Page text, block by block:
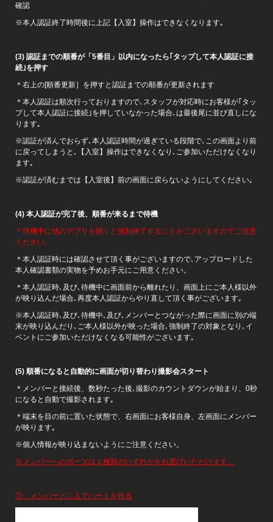
確認
※本人認証終了時間後に上記【入室】操作はできなくなります｡
(3) 認証までの順番が「5番目」以内になったら｢タップして本人認証に接
続｣を押す
＊右上の[順番更新］を押すと認証までの順番が更新されます
＊本人認証は順次行っておりますので､スタッフが対応時にお客様が｢タッ
プして本人認証に接続｣を押していなかった場合､は最後尾に並び直しにな
ります｡
※認証が済んでおらず､本人認証時間が過ぎている段階で､この画面より前
に戻ってしまうと､【入室】操作はできなくなり､ご参加いただけなくなり
ます｡
※認証が済むまでは【入室後】前の画面に戻らないようにしてください｡
(4) 本人認証が完了後、順番が来るまで待機
＊待機中に他のアプリを開くと強制終了することがございますのでご注意
ください。
＊本人認証時には確認させて頂く事がございますので､アップロードした
本人確認書類の実物を予めお手元にご用意ください。
＊本人認証時､及び､待機中に画面前から離れたり、画面上にご本人様以外
が映り込んだ場合､再度本人認証からやり直して頂く事がございます｡
※本人認証時､及び､待機中､及び､メンバーとつながった際に画面に別の端
末が映り込んだり､ご本人様以外が映った場合､強制終了の対象となり､イ
ベントにご参加いただけなくなる可能性がございます｡
(5) 順番になると自動的に画面が切り替わり撮影会スタート
＊メンバーと接続後、数秒たった後､撮影のカウントダウンが始まり、0秒
になると自動で撮影されます｡
＊端末を目の前に置いた状態で、右画面にお客様自身、左画面にメンバー
が映ります｡
※個人情報が映り込まないようにご注意ください。
※メンバーへのポーズは２種類のいずれかをお選びいただけます。
① メンバーと二人でハートを作る